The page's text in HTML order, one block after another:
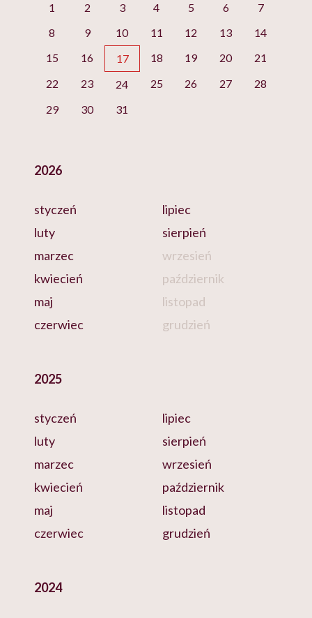
1
2 3 4 5 6
7
8
9 10 11 12 13
14
15
16 17 18 19 20
21
22
23 24 25 26 27
28
29
30 31
2026
styczeń
luty
marzec
kwiecień
maj
czerwiec
lipiec
sierpień
wrzesień
październik
listopad
grudzień
2025
styczeń
luty
marzec
kwiecień
maj
czerwiec
lipiec
sierpień
wrzesień
październik
listopad
grudzień
2024